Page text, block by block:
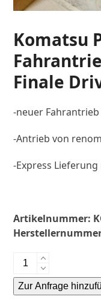
Komatsu
Finale
-neuer Fahrantrieb
-Antrieb von
-Express
Artikelnummer:
Komatsu
PC15.2-
Fahrantrieb-
Zur Anfrage